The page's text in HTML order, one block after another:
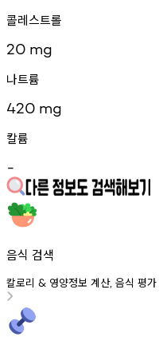
콜레스트롤
20 mg
나트륨
420 mg
칼륨
-
음식 검색
칼로리 & 영양정보 계산, 음식 평가